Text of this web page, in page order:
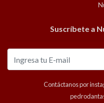
Suscríbete a
Contáctanos por